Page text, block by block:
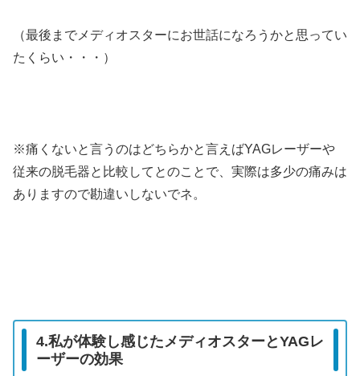
（最後までメディオスターにお世話になろうかと思ってい
たくらい・・・）
※痛くないと言うのはどちらかと言えばYAGレーザーや
従来の脱毛器と比較してとのことで、実際は多少の痛みは
ありますので勘違いしないでネ。
4.私が体験し感じたメディオスターとYAGレ
ーザーの効果